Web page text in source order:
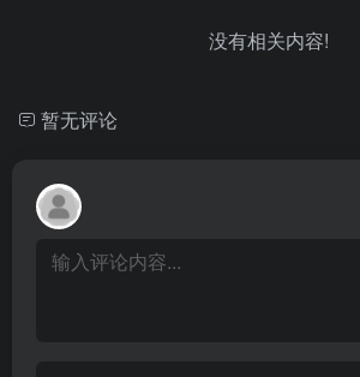
没有相关内容!
暂无评论